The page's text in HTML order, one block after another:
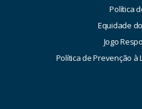
Política
Equidade
Jogo
Política de Prevenção à